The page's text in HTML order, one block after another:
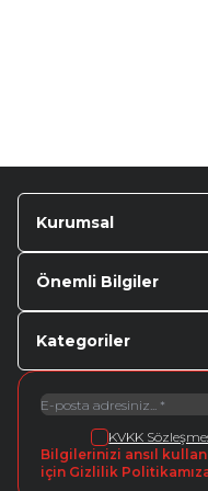
Kurumsal
Önemli Bilgiler
Kategoriler
KVKK
Bilgilerinizi ansıl
için Gizlilik